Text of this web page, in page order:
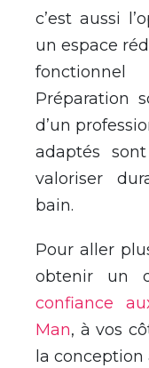
c’est aussi
un espace
Préparation
d’un
adaptés
valoriser
bain.
Pour aller
obtenir un
confiance
Man, à vos
la conception